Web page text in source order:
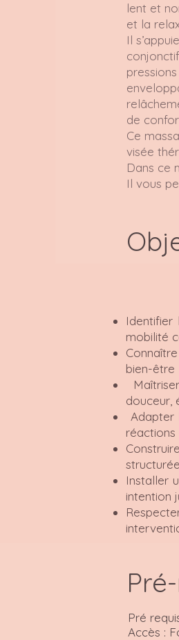
lent et
et la
Il
de
Ce
visée
Dans ce
Il vous
mobilité
bien-être
douceur,
Installer
intention
Pré
Accès :